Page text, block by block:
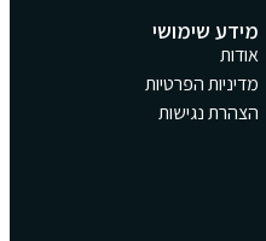
מידע שימושי
אודות
מדיניות הפרטיות
הצהרת נגישות